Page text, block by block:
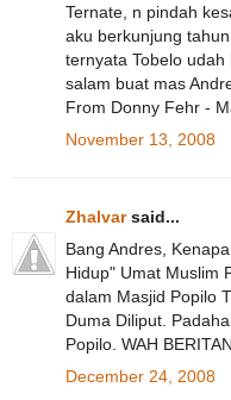
Ternate, n pindah
aku berkunjung
ternyata Tobelo
salam buat mas
From Donny Fehr -
November 13, 2008
Zhalvarsaid...
Bang Andres,
Hidup" Umat Muslim
dalam Masjid Popilo
Duma Diliput.
Popilo. WAH
December 24, 2008